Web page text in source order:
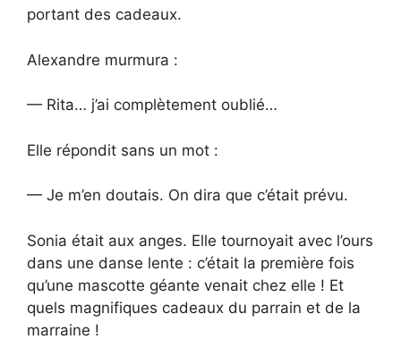
portant des cadeaux.
Alexandre murmura :
— Rita… j’ai complètement oublié…
Elle répondit sans un mot :
— Je m’en doutais. On dira que c’était prévu.
Sonia était aux anges. Elle tournoyait avec l’ours
dans une danse lente : c’était la première fois
qu’une mascotte géante venait chez elle ! Et
quels magnifiques cadeaux du parrain et de la
marraine !